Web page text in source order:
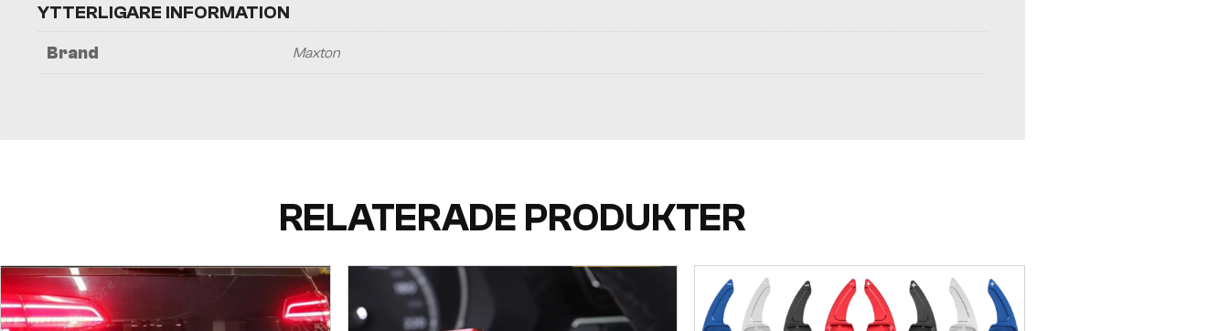
YTTERLIGARE INFORMATION
Brand Maxton
RELATERADE PRODUKTER